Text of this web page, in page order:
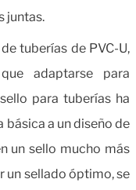
juntas.
tuberías de PVC-U,
adaptarse para
para tuberías ha
a un diseño de
un sello mucho más
un sellado óptimo, se